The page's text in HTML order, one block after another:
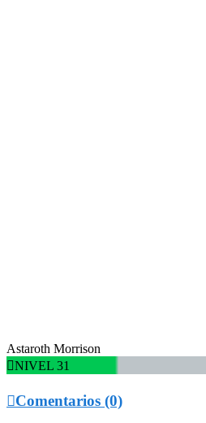
Astaroth Morrison
NIVEL 31
Comentarios (0)